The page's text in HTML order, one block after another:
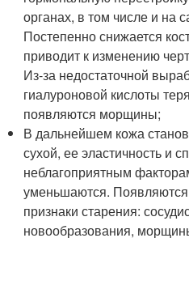
органах, в том числе и на
Постепенно снижается
приводит к изменению
Из-за недостаточной
гиалуроновой кислоты
появляются морщины;
В дальнейшем кожа
сухой, ее эластичность и
неблагоприятным
уменьшаются.
признаки старения:
новообразования,